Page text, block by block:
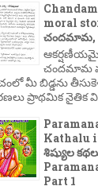
moral
చందమామ,
చందమామ
మీ బిడ్డను
ప్రాథమిక నైతిక
Kathalu
శిష్యుల
Part 1